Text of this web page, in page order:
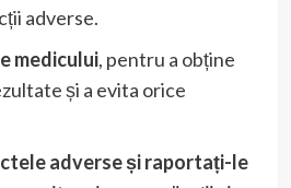
adverse.
medicului, pentru a obține
și a evita orice
adverse și raportați-le